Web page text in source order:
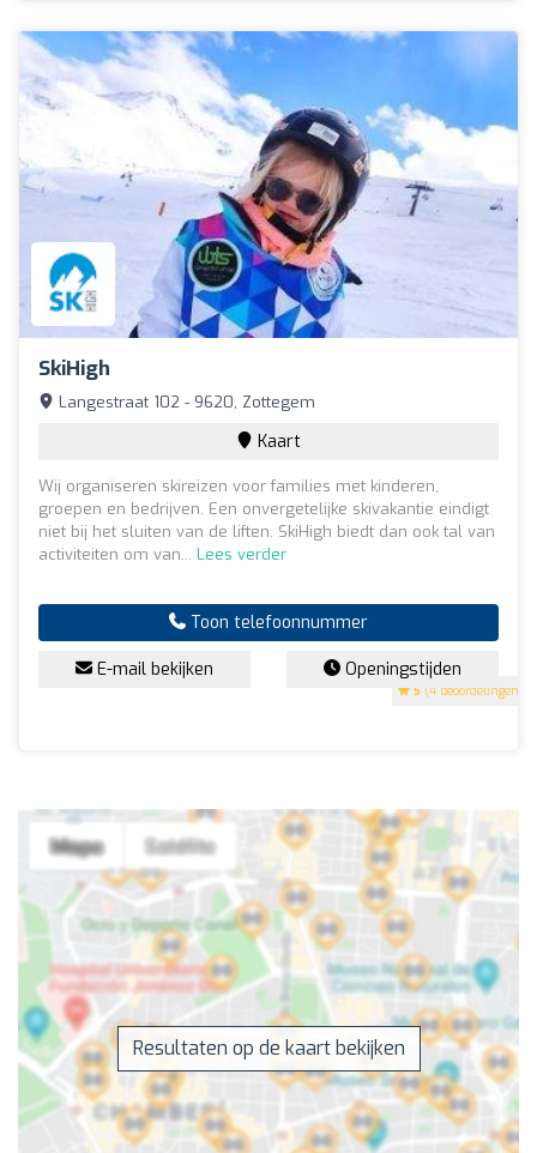
SkiHigh
5 (4 beoordelingen)
Langestraat 102 - 9620, Zottegem
Kaart
Wij organiseren skireizen voor families met kinderen,
groepen en bedrijven. Een onvergetelijke skivakantie eindigt
niet bij het sluiten van de liften. SkiHigh biedt dan ook tal van
activiteiten om van... Lees verder
Toon telefoonnummer
E-mail bekijken Openingstijden
Resultaten op de kaart bekijken